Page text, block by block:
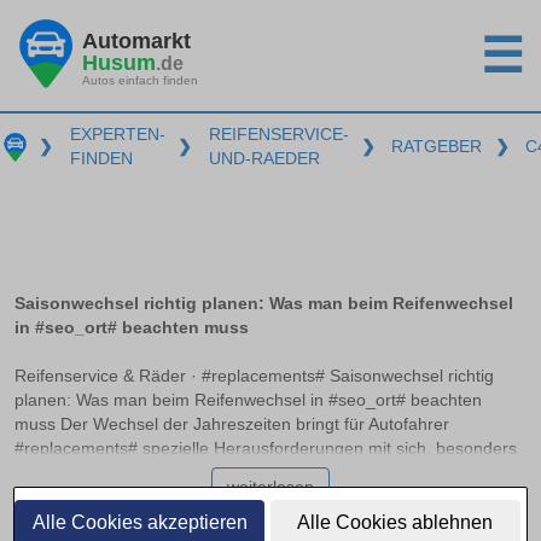
Alle Cookies akzeptieren Alle Cookies ablehnen
Automarkt
Husum.de
Autos einfach finden ☰
❯
EXPERTEN-
FINDEN
❯
REIFENSERVICE-
UND-RAEDER
❯ RATGEBER ❯
Saisonwechsel richtig planen: Was man beim Reifenwechsel
in #seo_ort# beachten muss
Reifenservice & Räder · #replacements# Saisonwechsel richtig
planen: Was man beim Reifenwechsel in #seo_ort# beachten
muss Der Wechsel der Jahreszeiten bringt für Autofahrer
#replacements# spezielle Herausforderungen mit sich, besonders
wenn es um den Reifenwechsel geht. Die O-bis-O-Regel – von
Oktober bis Ostern – ist zwar ein nützlicher Anhaltspunkt, reicht
aber oft nicht aus, um wirklich sicher unterwegs zu sein. Zudem
weiterlesen